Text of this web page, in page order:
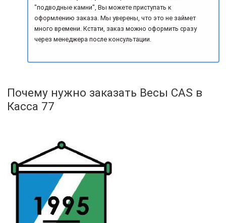
"подводные камни", Вы можете приступать к
оформлению заказа. Мы уверены, что это не займет
много времени. Кстати, заказ можно оформить сразу
через менеджера после консультации.
Почему нужно заказать Весы CAS в
Касса 77